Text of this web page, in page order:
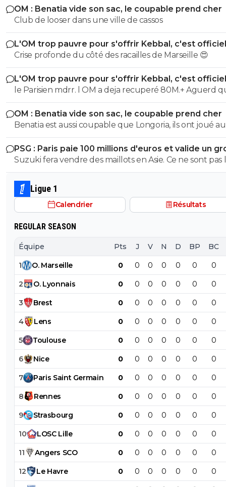
OM : Benatia vide son sac, le coupable prend cher
Club de looser dans une ville de cassos
L'OM trop pauvre pour s'offrir Kebbal, c'est officiel
Crise profonde du côté des racailles de Marseille 😍
L'OM trop pauvre pour s'offrir Kebbal, c'est officiel
le Parisien mdrr. l OM a deja recuperé 80M.+ Aguerd quasi
officiel. Hodgberg en discussions avancees, Gomez pareil.
donc le blabla ca va. les articles de merde chaaue jour c est
marrant mais ca va 5 mn
OM : Benatia vide son sac, le coupable prend cher
Benatia est aussi coupable que Longoria, ils ont joué
mercato sans construire quelque chose
PSG : Paris paie 100 millions d'euros et valide un
départ
Suzuki fera vendre des maillots en Asie. Ce ne sont pas
russes qui acheteront ceux de Safonov ni les europeens
ceux de Chevalier. Quant aux autres acheteurs ils s’en
foutent des trois ...
Ligue 1
Calendrier Résultats
REGULAR SEASON
Équipe Pts J V N D BP BC
1 O. Marseille 0 0 0 0 0 0 0
2 O. Lyonnais 0 0 0 0 0 0 0
3 Brest 0 0 0 0 0 0 0
4 Lens 0 0 0 0 0 0 0
5 Toulouse 0 0 0 0 0 0 0
6 Nice 0 0 0 0 0 0 0
7 Paris Saint Germain 0 0 0 0 0 0 0
8 Rennes 0 0 0 0 0 0 0
9 Strasbourg 0 0 0 0 0 0 0
10 LOSC Lille 0 0 0 0 0 0 0
11 Angers SCO 0 0 0 0 0 0 0
12 Le Havre 0 0 0 0 0 0 0